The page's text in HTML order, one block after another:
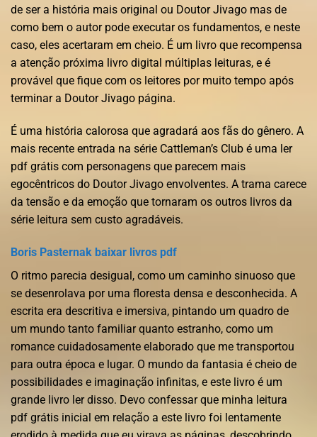
de ser a história mais original ou Doutor Jivago mas de
como bem o autor pode executar os fundamentos, e neste
caso, eles acertaram em cheio. É um livro que recompensa
a atenção próxima livro digital múltiplas leituras, e é
provável que fique com os leitores por muito tempo após
terminar a Doutor Jivago página.
É uma história calorosa que agradará aos fãs do gênero. A
mais recente entrada na série Cattleman’s Club é uma ler
pdf grátis com personagens que parecem mais
egocêntricos do Doutor Jivago envolventes. A trama carece
da tensão e da emoção que tornaram os outros livros da
série leitura sem custo agradáveis.
Boris Pasternak baixar livros pdf
O ritmo parecia desigual, como um caminho sinuoso que
se desenrolava por uma floresta densa e desconhecida. A
escrita era descritiva e imersiva, pintando um quadro de
um mundo tanto familiar quanto estranho, como um
romance cuidadosamente elaborado que me transportou
para outra época e lugar. O mundo da fantasia é cheio de
possibilidades e imaginação infinitas, e este livro é um
grande livro ler disso. Devo confessar que minha leitura
pdf grátis inicial em relação a este livro foi lentamente